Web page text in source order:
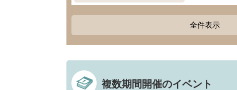
全件表示
複数期間開催のイベント